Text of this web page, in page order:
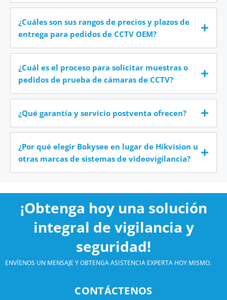
¿Cuáles son sus rangos de precios y plazos de
entrega para pedidos de CCTV OEM?
¿Cuál es el proceso para solicitar muestras o
pedidos de prueba de cámaras de CCTV?
¿Qué garantía y servicio postventa ofrecen?
¿Por qué elegir Bokysee en lugar de Hikvision u
otras marcas de sistemas de videovigilancia?
¡Obtenga hoy una solución
integral de vigilancia y
seguridad!
ENVÍENOS UN MENSAJE Y OBTENGA ASISTENCIA EXPERTA HOY MISMO.
CONTÁCTENOS